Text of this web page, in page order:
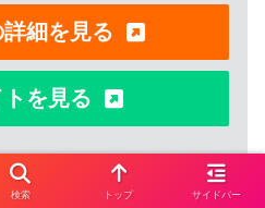
細を見る
を見る
検索 トップ サイドバー